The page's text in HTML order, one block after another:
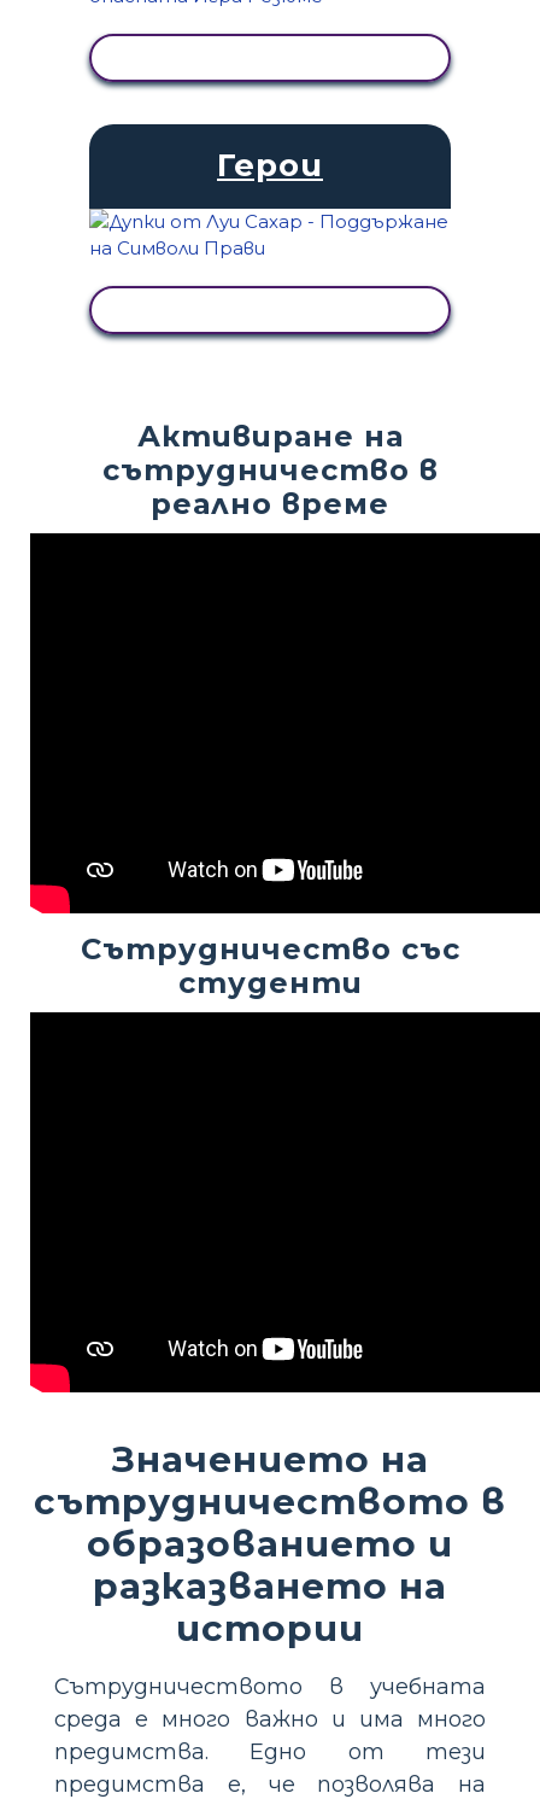
Герои
Активиране на
сътрудничество в
реално време
Сътрудничество със
студенти
Значението на
сътрудничеството в
образованието и
разказването на
истории
Сътрудничеството в учебната
среда е много важно и има много
предимства. Едно от тези
предимства е, че позволява на